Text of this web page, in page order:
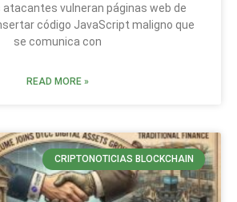
atacantes vulneran páginas web de
código JavaScript maligno que
se comunica con
READ MORE »
CRIPTONOTICIAS BLOCKCHAIN